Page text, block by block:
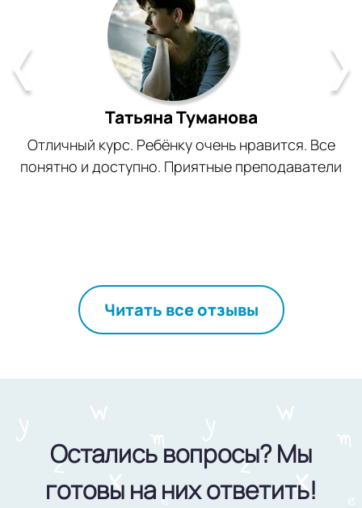
Татьяна Туманова
Отличный курс. Ребёнку очень нравится. Все
понятно и доступно. Приятные преподаватели
Читать все отзывы
Остались вопросы? Мы
готовы на них ответить!